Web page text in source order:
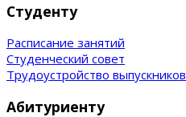
Студенту
Расписание занятий
Студенческий совет
Трудоустройство выпускников
Абитуриенту